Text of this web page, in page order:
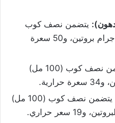
يتضمن نصف كوب
(100 مل) حوالي 3.36 جرام بروتين، و50 سعرة
يتضمن نصف كوب (100 مل)
يتضمن نصف كوب (100 مل)